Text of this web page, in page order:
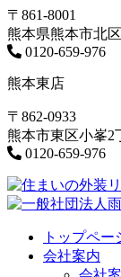
〒861-8001
熊本県熊本市北
0120-659-976
熊本東店
〒862-0933
熊本市東区小峯2
0120-659-976
トップペー
会社案内